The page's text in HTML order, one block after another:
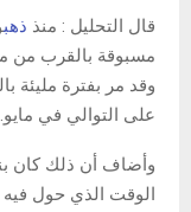
قال التحليل : منذ ذهب
وقد مر بفترة مليئة
على التوالي في مايو.
الوقت الذي حول فيه